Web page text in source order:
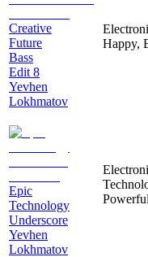
Creative
Future
Bass
Edit 8
Yevhen
Lokhmatov
Happy,
Epic
Technology
Underscore
Yevhen
Lokhmatov
Powerful